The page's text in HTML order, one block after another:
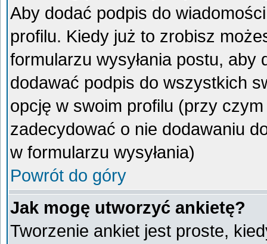
Aby dodać podpis do
profilu. Kiedy już to zrobisz
formularzu wysyłania postu,
dodawać podpis do wszystkich
opcję w swoim profilu (przy
zadecydować o nie dodawaniu
w formularzu wysyłania)
Powrót do góry
Jak mogę utworzyć ankietę?
Tworzenie ankiet jest proste,